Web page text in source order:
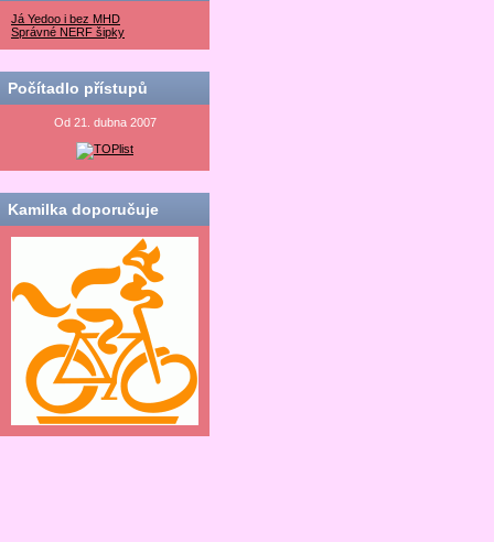
Já Yedoo i bez MHD
Správné NERF šipky
Počítadlo přístupů
Od 21. dubna 2007
Kamilka doporučuje